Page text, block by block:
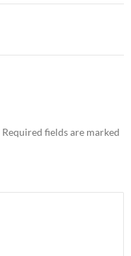
Required fields are marked